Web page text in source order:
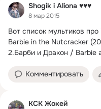
Shogik i Aliona ♥♥♥
8 мар 2015
Вот список мультиков про
Barbie in the Nutcracker
2.Барби и Дракон / Barbie
Комментировать
КСК Жокей